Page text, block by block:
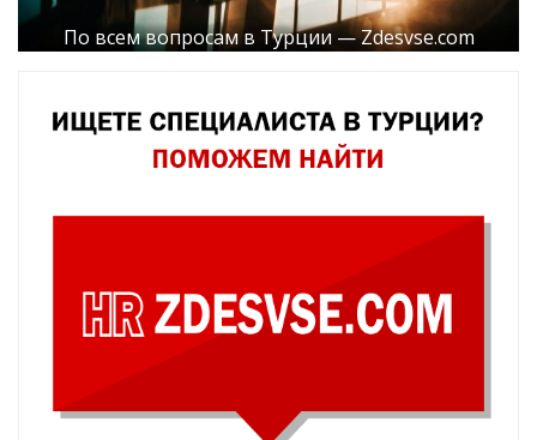
По всем вопросам в Турции — Zdesvse.com